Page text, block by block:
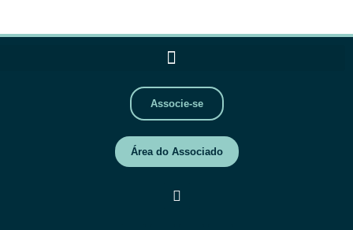
Associe-se
Área do Associado